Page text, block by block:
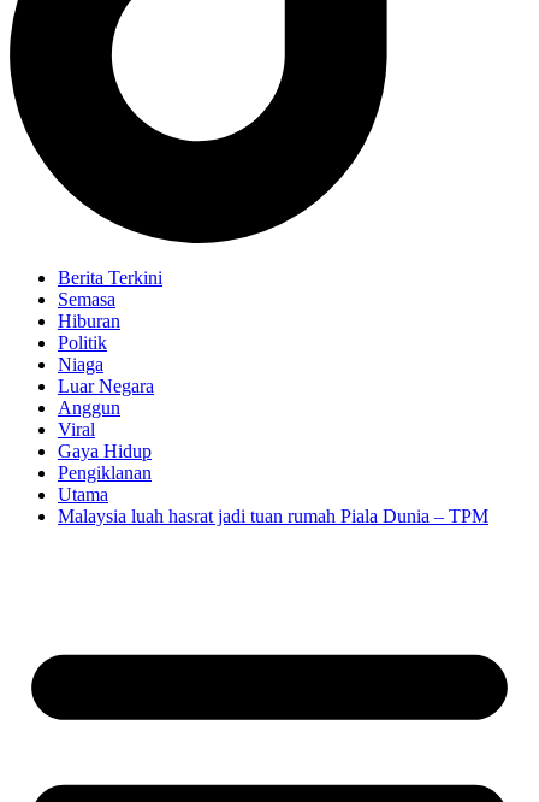
Berita Terkini
Semasa
Hiburan
Politik
Niaga
Luar Negara
Anggun
Viral
Gaya Hidup
Pengiklanan
Utama
Malaysia luah hasrat jadi tuan rumah Piala Dunia – TPM